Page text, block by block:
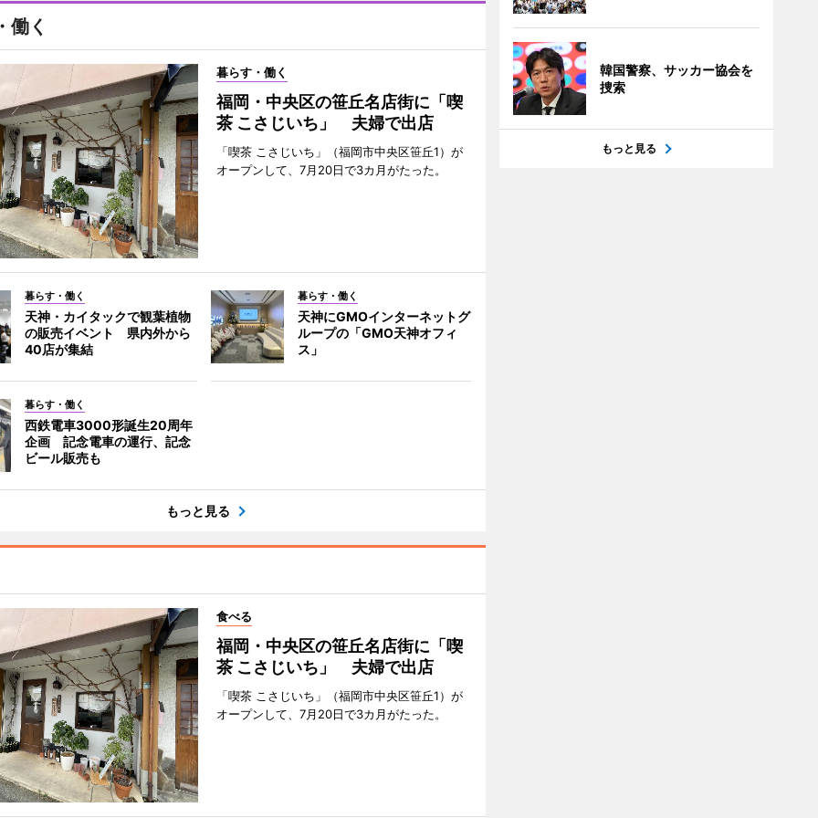
働く
暮らす・働く
福岡・中央区の笹丘名店街に「喫
茶 こさじいち」 夫婦で出店
「喫茶 こさじいち」（福岡市中央区笹丘1）が
オープンして、7月20日で3カ月がたった。
暮らす・働く
天神・カイタックで観葉植物
の販売イベント 県内外から
40店が集結
暮らす・働く
天神にGMOインターネットグ
ループの「GMO天神オフィ
ス」
暮らす・働く
西鉄電車3000形誕生20周年
企画 記念電車の運行、記念
ビール販売も
もっと見る
食べる
福岡・中央区の笹丘名店街に「喫
茶 こさじいち」 夫婦で出店
「喫茶 こさじいち」（福岡市中央区笹丘1）が
オープンして、7月20日で3カ月がたった。
韓国警察、サッカー協会を
捜索
もっと見る